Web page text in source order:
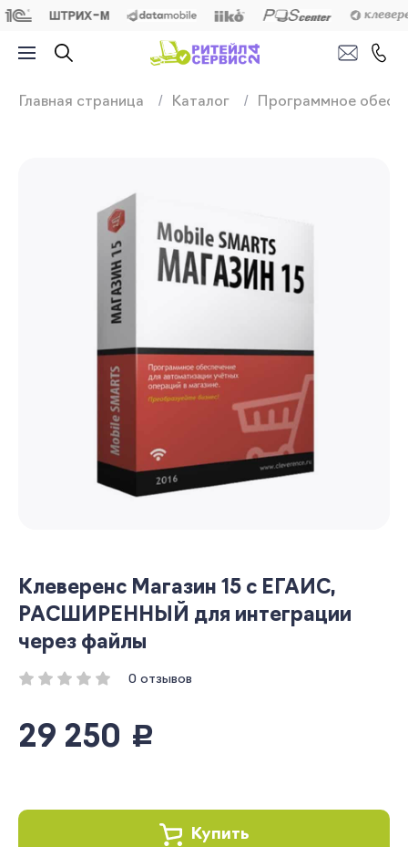
Продажа,
Главная страница Каталог Программное
Клеверенс Магазин 15 с ЕГАИС,
РАСШИРЕННЫЙ для интеграции
через файлы
0 отзывов
29 250 руб.
Купить